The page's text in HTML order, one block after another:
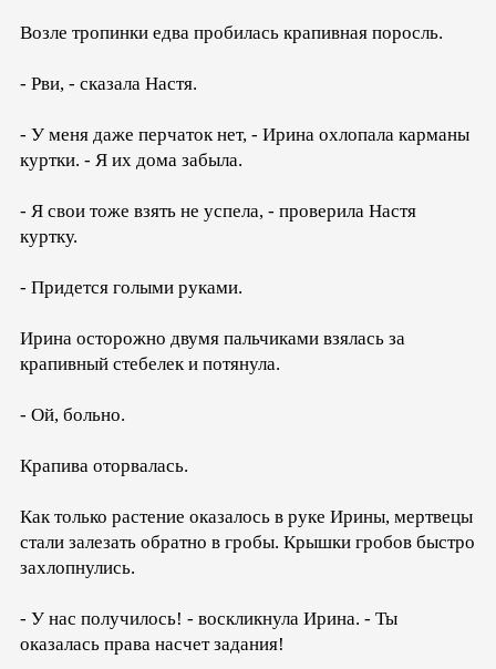
Возле тропинки едва пробилась крапивная поросль.
- Рви, - сказала Настя.
- У меня даже перчаток нет, - Ирина охлопала карманы
куртки. - Я их дома забыла.
- Я свои тоже взять не успела, - проверила Настя
куртку.
- Придется голыми руками.
Ирина осторожно двумя пальчиками взялась за
крапивный стебелек и потянула.
- Ой, больно.
Крапива оторвалась.
Как только растение оказалось в руке Ирины, мертвецы
стали залезать обратно в гробы. Крышки гробов быстро
захлопнулись.
- У нас получилось! - воскликнула Ирина. - Ты
оказалась права насчет задания!